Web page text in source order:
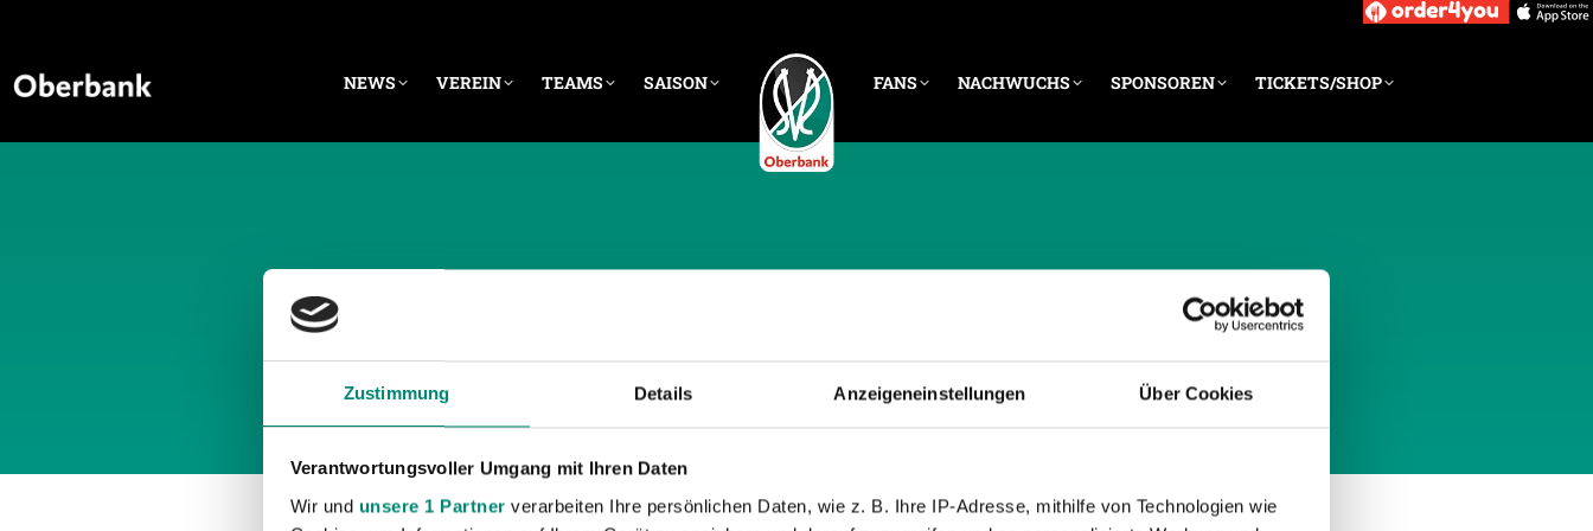
Zustimmung Details Anzeigeneinstellungen Über Cookies
Verantwortungsvoller Umgang mit Ihren Daten
Wir und unsere 1 Partner verarbeiten Ihre persönlichen Daten, wie z. B. Ihre IP-Adresse, mithilfe von Technologien wie
NEWS VEREIN TEAMS SAISON FANS NACHWUCHS SPONSOREN TICKETS/SHOP
TÄGLICHE ARCHIVE: 14. JANUAR 2020